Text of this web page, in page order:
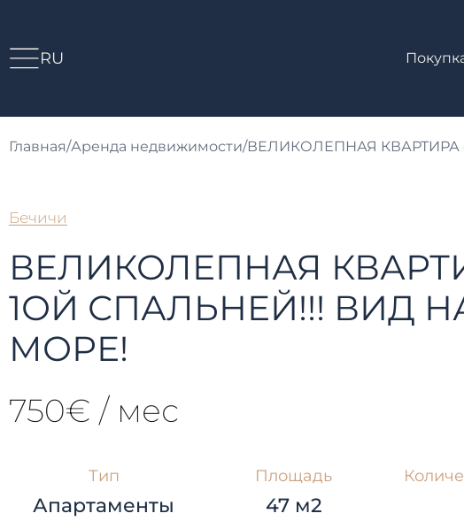
RU
Главная/Аренда недвижимости/ВЕЛИКОЛЕПНАЯ КВАРТИРА
Бечичи
ВЕЛИКОЛЕПНАЯ
1ОЙ СПАЛЬНЕЙ!!! ВИД
МОРЕ!
750€ / мес
Тип
Апартаменты
Площадь
47 м2